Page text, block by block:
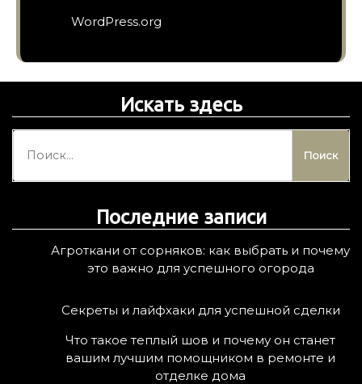
WordPress.org
Искать здесь
й
Последние записи
Агроткани от сорняков: как выбрать и почему
это важно для успешного огорода
Секреты и лайфхаки для успешной сделки
Что такое теплый шов и почему он станет
вашим лучшим помощником в ремонте и
отделке дома